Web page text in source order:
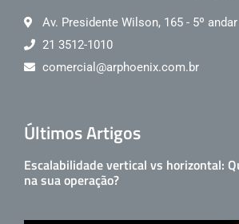
Av. Presidente Wilson, 165 - 5º andar
21 3512-1010
comercial@arphoenix.com.br
Últimos Artigos
Escalabilidade vertical vs horizontal:
na sua operação?